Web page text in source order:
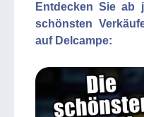
Entdecken Sie ab
schönsten
auf Delcampe: